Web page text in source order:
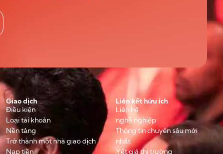
Giao dịch
Điều kiện
Loại tài khoản
Nền tảng
Trở thành một nhà giao dịch
Nạp tiền
Liên kết hữu ích
Liên hệ
nghề nghiệp
Thông tin chuyên sâu mới
nhất
Yết giá thị trường